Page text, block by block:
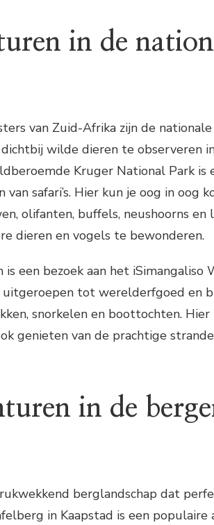
in de
van Zuid-Afrika zijn de nationale
wilde dieren te observeren
Kruger National Park is
safari’s. Hier kun je oog in oog
olifanten, buffels, neushoorns en
dieren en vogels te bewonderen.
een bezoek aan het iSimangaliso
uitgeroepen tot werelderfgoed en
snorkelen en boottochten.
genieten van de prachtige
in de
berglandschap dat
in Kaapstad is een